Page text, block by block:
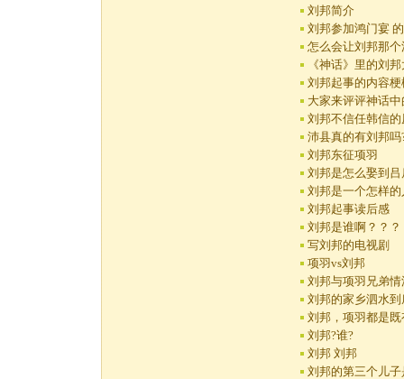
刘邦简介
刘邦参加鸿门宴
怎么会让刘邦那
《神话》里的刘
刘邦起事的内容梗
大家来评评神话
刘邦不信任韩信
沛县真的有刘邦吗
刘邦东征项羽
刘邦是怎么娶到吕
刘邦是一个怎样
刘邦起事读后感
刘邦是谁啊？？？
写刘邦的电视剧
项羽vs刘邦
刘邦与项羽兄弟
刘邦的家乡泗水
刘邦，项羽都是
刘邦?谁?
刘邦 刘邦
刘邦的第三个儿子